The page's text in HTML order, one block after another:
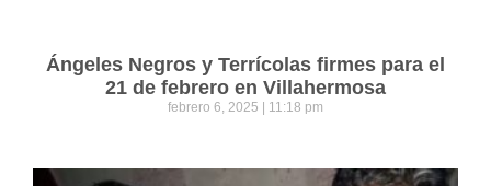
Ángeles Negros y Terrícolas firmes para el
21 de febrero en Villahermosa
febrero 6, 2025 11:18 pm